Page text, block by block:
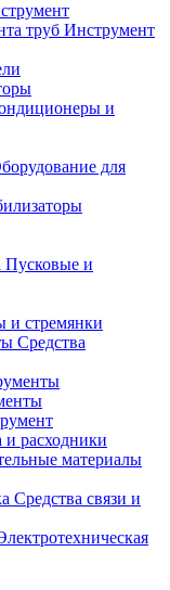
Инструмент
и
для
Пусковые и
и стремянки
Средства
и расходники
материалы
Средства связи и